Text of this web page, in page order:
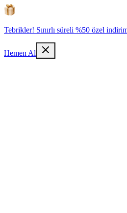
Tebrikler! Sınırlı süreli %50 özel indirim
Hemen Al